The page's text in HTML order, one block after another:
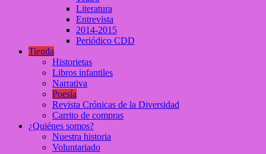
Literatura
Entrevista
2014-2015
Periódico CDD
Tienda
Historietas
Libros infantiles
Narrativa
Poesía
Revista Crónicas de la Diversidad
Carrito de compras
¿Quiénes somos?
Nuestra historia
Voluntariado